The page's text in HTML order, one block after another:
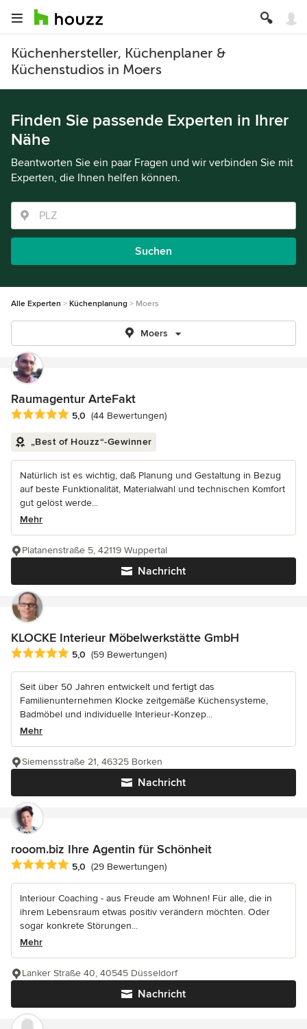
Küchenhersteller, Küchenplaner &
Küchenstudios in Moers
Finden Sie passende Experten in Ihrer
Nähe
Beantworten Sie ein paar Fragen und wir verbinden Sie mit
Experten, die Ihnen helfen können.
Suchen
Alle Experten Küchenplanung Moers
Moers
Raumagentur ArteFakt
Durchschnittliche Bewertung: 5 von 5 Sternen
5,0 (44 Bewertungen)
„Best of Houzz“-Gewinner
Natürlich ist es wichtig, daß Planung und Gestaltung in Bezug
auf beste Funktionalität, Materialwahl und technischen Komfort
gut gelöst werde...
Mehr
Nachricht
Platanenstraße 5, 42119 Wuppertal
KLOCKE Interieur Möbelwerkstätte GmbH
Durchschnittliche Bewertung: 5 von 5 Sternen
5,0 (59 Bewertungen)
Seit über 50 Jahren entwickelt und fertigt das
Familienunternehmen Klocke zeitgemäße Küchensysteme,
Badmöbel und individuelle Interieur‑Konzep...
Mehr
Nachricht
Siemensstraße 21, 46325 Borken
rooom.biz Ihre Agentin für Schönheit
Durchschnittliche Bewertung: 5 von 5 Sternen
5,0 (29 Bewertungen)
Interiour Coaching - aus Freude am Wohnen! Für alle, die in
ihrem Lebensraum etwas positiv verändern möchten. Oder
sogar konkrete Störungen...
Mehr
Nachricht
Lanker Straße 40, 40545 Düsseldorf